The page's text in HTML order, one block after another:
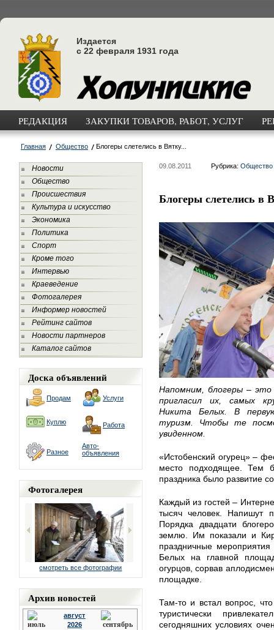
Издается
с 22 февраля 1931 года
РЕДАКЦИЯ ЗАКУПКИ ТОВАРОВ, РАБОТ, УСЛУГ
Главная Общество Блогеры слетелись в Вятку...
Новости
Общество
Происшествия
Культура и искусство
Экономика
Политика
Спорт
Кроме того
Интервью
Краеведение
Фотогалерея
Информер новостей
Рейтинг сайтов
Новости партнеров
Каталог сайтов
Доска объявлений
Продам Услуги
Куплю Работа
Разное
Авто-
объявления
Фотогалерея
смотреть все фотографии
Архив новостей
август
2026
09.08.2011 Рубрика: Общество
Блогеры слетелись в
Напомним, блогеры –
пригласил их, самых
Никита Белых. В
туризм. Чтобы те
увиденном.
«Истобенский огурец» –
место подходящее. Тем
праздника было развитие
Каждый из гостей –
тысяч человек. Напишут
Порядка двадцати
землю. Им показали и
праздничные
Белых на главной
огурцов, сорвав
площадке.
Там-то и встал вопрос,
туристически
сегодняшних условиях